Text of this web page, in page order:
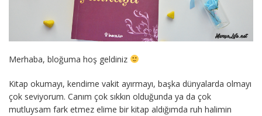
Merhaba, bloğuma hoş geldiniz
Kitap okumayı, kendime vakit ayırmayı, başka dünyalarda olmayı
çok seviyorum. Canım çok sıkkın olduğunda ya da çok
mutluysam fark etmez elime bir kitap aldığımda ruh halimin